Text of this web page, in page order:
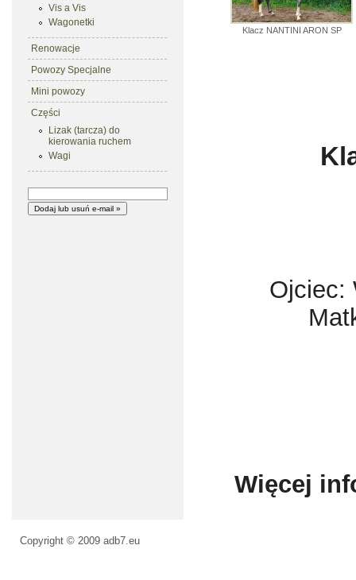
Vis a Vis
Wagonetki
Renowacje
Powozy Specjalne
Mini powozy
Części
Lizak (tarcza) do
kierowania ruchem
Wagi
Klacz NANTINI ARON SP
Ojciec:
Więcej
Copyright © 2009 adb7.eu